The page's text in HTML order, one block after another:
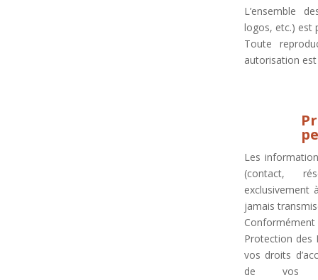
L’ensemble
logos, etc.) est
Toute
autorisation
Les
(contact,
exclusivement
jamais
Protection des
vos droits
de vos